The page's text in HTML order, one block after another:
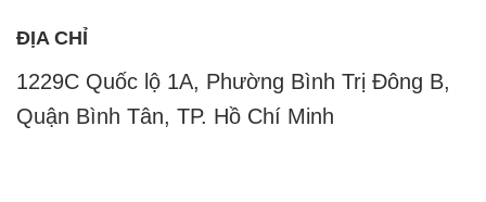
ĐỊA CHỈ
1229C Quốc lộ 1A, Phường Bình Trị Đông B,
Quận Bình Tân, TP. Hồ Chí Minh